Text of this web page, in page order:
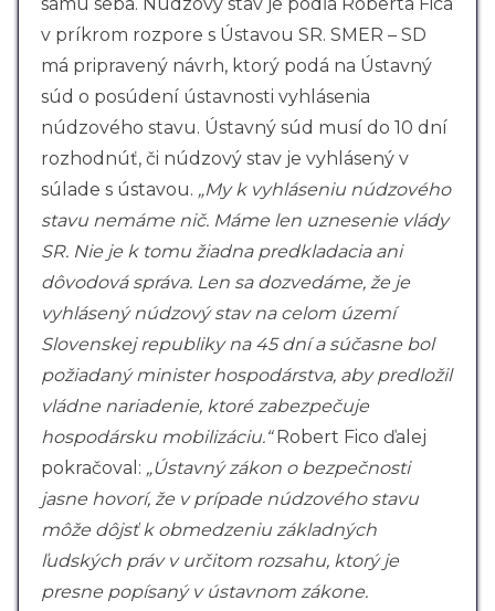
v príkrom rozpore s Ústavou SR. SMER – SD
má pripravený návrh, ktorý podá na Ústavný
súd o posúdení ústavnosti vyhlásenia
núdzového stavu. Ústavný súd musí do 10 dní
rozhodnúť, či núdzový stav je vyhlásený v
súlade s ústavou. „My k vyhláseniu núdzového
stavu nemáme nič. Máme len uznesenie vlády
SR. Nie je k tomu žiadna predkladacia ani
dôvodová správa. Len sa dozvedáme, že je
vyhlásený núdzový stav na celom území
Slovenskej republiky na 45 dní a súčasne bol
požiadaný minister hospodárstva, aby predložil
vládne nariadenie, ktoré zabezpečuje
hospodársku mobilizáciu.“Robert Fico ďalej
pokračoval: „Ústavný zákon o bezpečnosti
jasne hovorí, že v prípade núdzového stavu
môže dôjsť k obmedzeniu základných
ľudských práv v určitom rozsahu, ktorý je
presne popísaný v ústavnom zákone.